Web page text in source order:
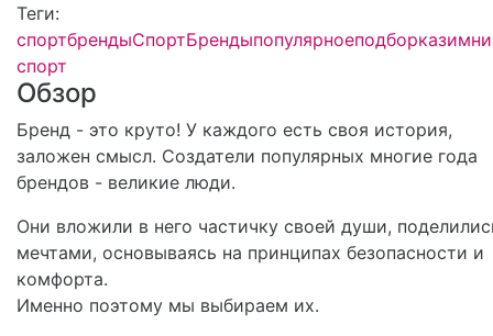
Теги:
спортбрендыСпортБрендыпопулярноеподборка
спорт
Обзор
Бренд - это круто! У каждого есть своя история,
заложен смысл. Создатели популярных многие года
брендов - великие люди.
Они вложили в него частичку своей души,
мечтами, основываясь на принципах безопасности и
комфорта.
Именно поэтому мы выбираем их.